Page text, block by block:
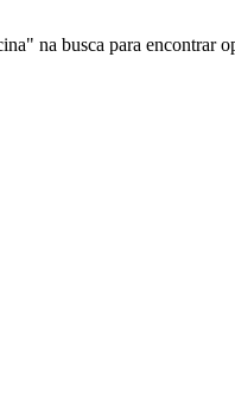
na busca para encontrar